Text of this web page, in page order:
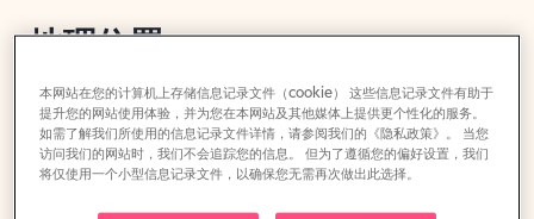
地理位置
罗马尼亚的面积为238,397平方公里，位于中欧、东欧
和东南欧的交汇处。它南部与保加利亚接壤，北部与乌
克兰接壤，西部与匈牙利接壤，西南部与塞尔维亚接
本网站在您的计算机上存储信息记录文件（cookie） 这些信息记录文件有助于
提升您的网站使用体验，并为您在本网站及其他媒体上提供更个性化的服务。
如需了解我们所使用的信息记录文件详情，请参阅我们的《隐私政策》。 当您
访问我们的网站时，我们不会追踪您的信息。 但为了遵循您的偏好设置，我们
将仅使用一个小型信息记录文件，以确保您无需再次做出此选择。